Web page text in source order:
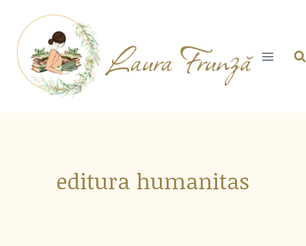
content
editura humanitas